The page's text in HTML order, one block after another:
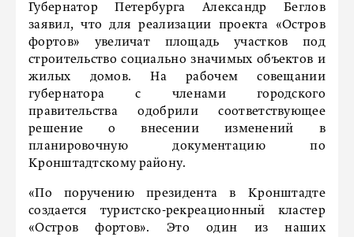
Губернатор Петербурга Александр Беглов
заявил, что для реализации проекта «Остров
фортов» увеличат площадь участков под
строительство социально значимых объектов и
жилых домов. На рабочем совещании
губернатора с членами городского
правительства одобрили соответствующее
решение о внесении изменений в
планировочную документацию по
Кронштадтскому району.
«По поручению президента в Кронштадте
создается туристско-рекреационный кластер
«Остров фортов». Это один из наших